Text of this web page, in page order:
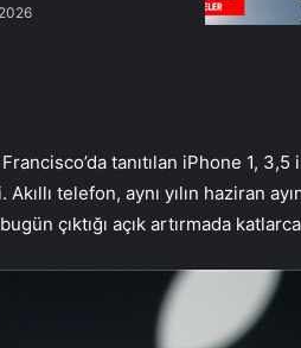
tanıtılan iPhone 1,
telefon, aynı yılın haziran
çıktığı açık artırmada